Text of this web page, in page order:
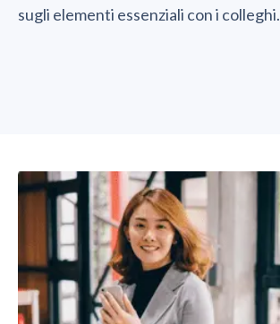
sugli elementi essenziali con i colleghi.